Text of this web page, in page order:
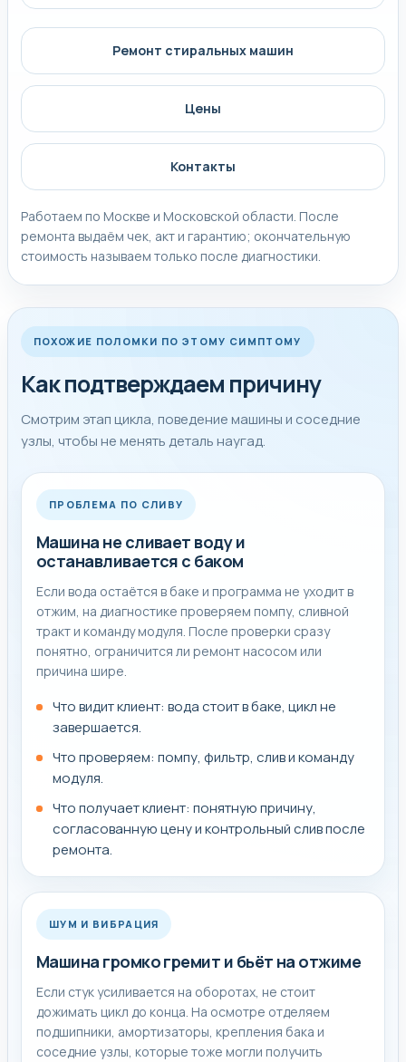
Ремонт стиральных машин
Цены
Контакты
Работаем по Москве и Московской области. После
ремонта выдаём чек, акт и гарантию; окончательную
стоимость называем только после диагностики.
ПОХОЖИЕ ПОЛОМКИ ПО ЭТОМУ СИМПТОМУ
Как подтверждаем причину
Смотрим этап цикла, поведение машины и соседние
узлы, чтобы не менять деталь наугад.
ПРОБЛЕМА ПО СЛИВУ
Машина не сливает воду и
останавливается с баком
Если вода остаётся в баке и программа не уходит в
отжим, на диагностике проверяем помпу, сливной
тракт и команду модуля. После проверки сразу
понятно, ограничится ли ремонт насосом или
причина шире.
Что видит клиент: вода стоит в баке, цикл не
завершается.
Что проверяем: помпу, фильтр, слив и команду
модуля.
Что получает клиент: понятную причину,
согласованную цену и контрольный слив после
ремонта.
ШУМ И ВИБРАЦИЯ
Машина громко гремит и бьёт на отжиме
Если стук усиливается на оборотах, не стоит
дожимать цикл до конца. На осмотре отделяем
подшипники, амортизаторы, крепления бака и
соседние узлы, которые тоже могли получить